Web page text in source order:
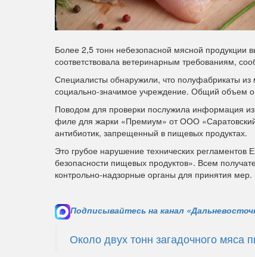
Более 2,5 тонн небезопасной мясной продукции
соответствовала ветеринарным требованиям,
Специалисты обнаружили, что полуфабрикаты
социально-значимое учреждение. Общий объем
Поводом для проверки послужила информация
филе для жарки «Премиум» от ООО
антибиотик, запрещенный в пищевых продуктах.
Это грубое нарушение технических регламентов
безопасности пищевых продуктов». Всем
контрольно-надзорные органы для принятия мер.
Подписывайтесь на канал
Около двух тонн загадочного мяса